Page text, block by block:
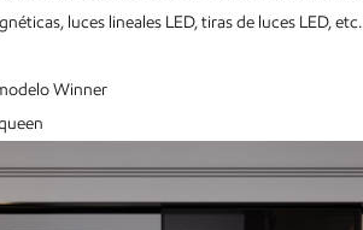
luces lineales LED, tiras de luces LED, etc.
Winner